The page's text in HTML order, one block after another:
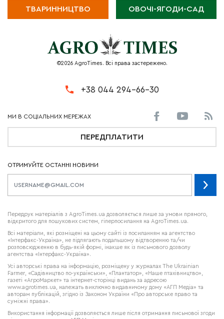
ТВАРИННИЦТВО ОВОЧІ-ЯГОДИ-САД
©2026 AgroTimes. Всі права застережено.
+38 044 294-66-30
ПЕРЕДПЛАТИТИ
ОТРИМУЙТЕ ОСТАННІ НОВИНИ
Передрук матеріалів з AgroTimes.ua дозволяється лише за умови прямого,
відкритого для пошукових систем, гіперпосилання на AgroTimes.ua.
Всі матеріали, які розміщені на цьому сайті із посиланням на агентство
«Інтерфакс-Україна», не підлягають подальшому відтворенню та/чи
розповсюдженню в будь-якій формі, інакше як із письмового дозволу
агентства «Інтерфакс-Україна».
Усі авторські права на інформацію, розміщену у журналах The Ukrainian
Farmer, «Садівництво по-українськи», «Плантатор», «Наше птахівництво»,
газеті «АгроМаркет» та інтернет-сторінці видань за адресою
www.agrotimes.ua, належать виключно видавничому дому «АГП Медіа» та
авторам публікацій, згідно із Законом України «Про авторське право та
суміжні права».
Використання інформації дозволяється лише після отримання письмової згоди